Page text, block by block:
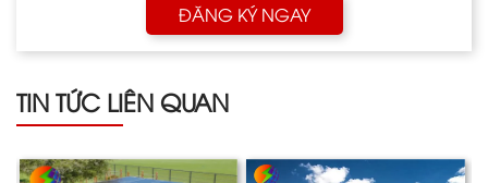
ĐĂNG KÝ NGAY
TIN TỨC LIÊN QUAN